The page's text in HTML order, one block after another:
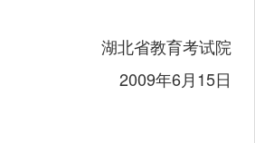
湖北省教育考试院
2009年6月15日